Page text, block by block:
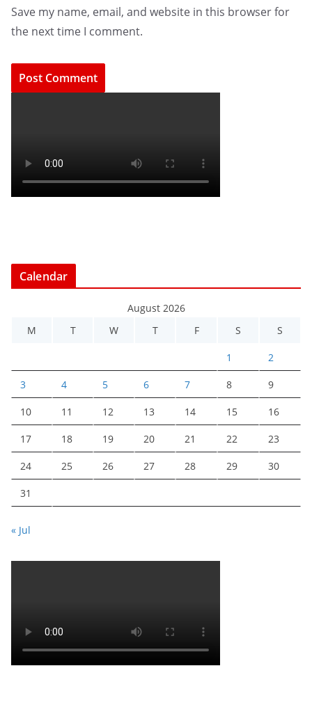
Save my name, email, and website in this browser for
the next time I comment.
Calendar
August 2026
M
T W T F S S
1 2
3 4 5 6 7 8 9
10 11 12 13 14 15 16
17 18 19 20 21 22 23
24 25 26 27 28 29 30
31
« Jul